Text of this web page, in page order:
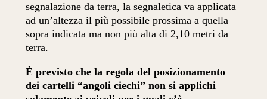
segnalazione da terra, la segnaletica va applicata
ad un’altezza il più possibile prossima a quella
sopra indicata ma non più alta di 2,10 metri da
terra.
È previsto che la regola del posizionamento
dei cartelli “angoli ciechi” non si applichi